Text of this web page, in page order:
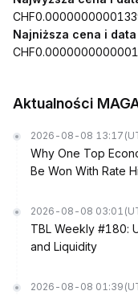
Najniższa cena i data
Aktualności
2026-08-08 13:17
Why One Top
Be Won With Rate
2026-08-08 03:01
TBL Weekly #180:
and Liquidity
2026-08-08 01:39